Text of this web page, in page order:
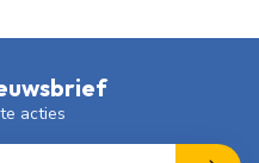
acties